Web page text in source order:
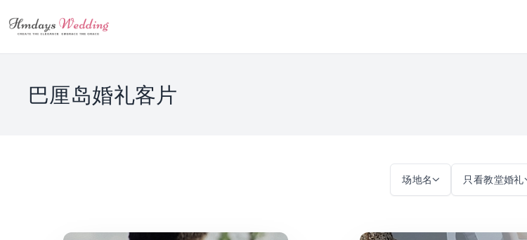
巴厘岛婚礼客片
场地名 只看教堂婚礼